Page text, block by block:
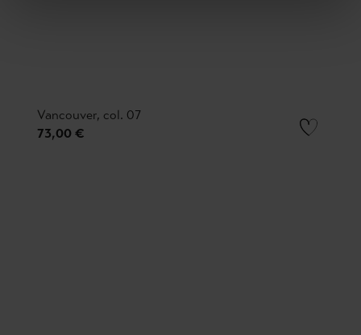
Vancouver, col. 07
73,00 €